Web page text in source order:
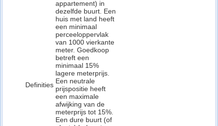
Definities
appartement) in
dezelfde buurt. Een
huis met land heeft
een minimaal
perceeloppervlak
van 1000 vierkante
meter. Goedkoop
betreft een
minimaal 15%
lagere meterprijs.
Een neutrale
prijspositie heeft
een maximale
afwijking van de
meterprijs tot 15%.
Een dure buurt (of